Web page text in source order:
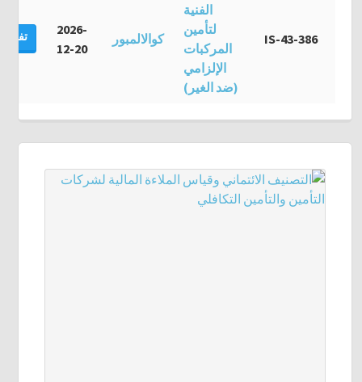
IS-43-386
الفنية
لتأمين
المركبات
الإلزامي
(ضد الغير)
كوالالمبور
2026-
12-20